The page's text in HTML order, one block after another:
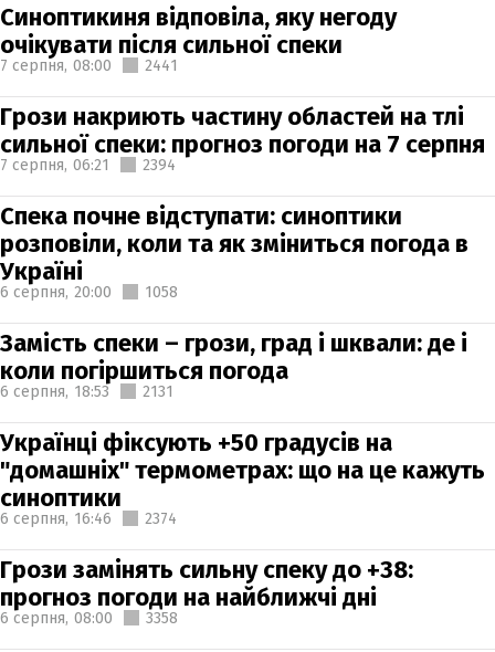
Синоптикиня відповіла, яку негоду
очікувати після сильної спеки
7 серпня, 08:00 2441
Грози накриють частину областей на тлі
сильної спеки: прогноз погоди на 7 серпня
7 серпня, 06:21 2394
Спека почне відступати: синоптики
розповіли, коли та як зміниться погода в
Україні
6 серпня, 20:00 1058
Замість спеки – грози, град і шквали: де і
коли погіршиться погода
6 серпня, 18:53 2131
Українці фіксують +50 градусів на
"домашніх" термометрах: що на це кажуть
синоптики
6 серпня, 16:46 2374
Грози замінять сильну спеку до +38:
прогноз погоди на найближчі дні
6 серпня, 08:00 3358